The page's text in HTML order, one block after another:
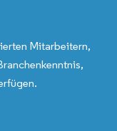
Mitarbeitern,